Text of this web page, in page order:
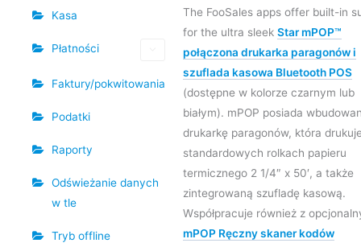
Kasa
Płatności
Faktury/pokwitowania
Podatki
Raporty
Odświeżanie danych
w tle
Tryb offline
The FooSales apps offer built-in
for the ultra sleek Star mPOP™
połączona drukarka paragonów i
szuflada kasowa Bluetooth POS
(dostępne w kolorze czarnym lub
białym). mPOP posiada
drukarkę paragonów, która
standardowych rolkach papieru
termicznego 2 1/4″ x 50′, a także
zintegrowaną szufladę kasową.
Współpracuje również z
mPOP Ręczny skaner kodów